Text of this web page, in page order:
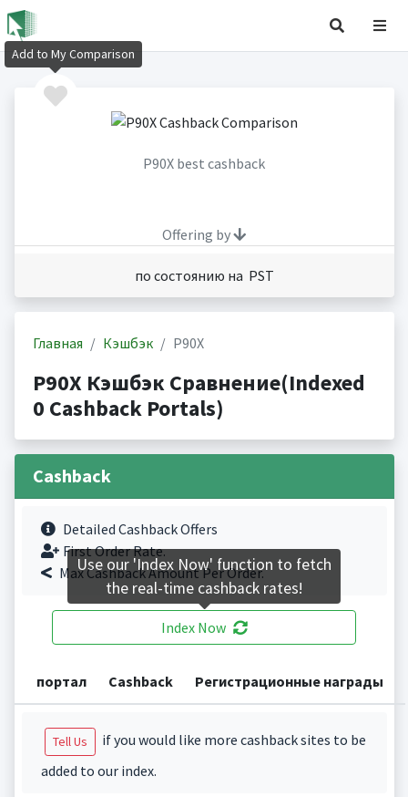
P90X best cashback
Offering by
по состоянию на PST
Главная Кэшбэк P90X
P90X Кэшбэк Сравнение(Indexed
0 Cashback Portals)
Cashback
Detailed Cashback Offers
First Order Rate.
Max Cashback Amount Per Order.
Index Now
портал Cashback Регистрационные награды
Tell Us
if you would like more cashback sites to be
added to our index.
Add to My Comparison
Use our 'Index Now' function to fetch
the real-time cashback rates!